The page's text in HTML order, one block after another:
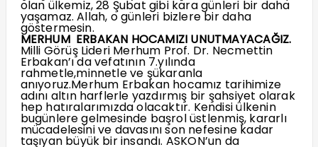
olan ülkemiz, 28 Şubat gibi kara günleri bir daha
yaşamaz. Allah, o günleri bizlere bir daha
göstermesin.
MERHUM ERBAKAN HOCAMIZI UNUTMAYACAĞIZ.
Milli Görüş Lideri Merhum Prof. Dr. Necmettin
Erbakan’ı da vefatının 7.yılında
rahmetle,minnetle ve şükaranla
anıyoruz.Merhum Erbakan hocamız tarihimize
adını altın harflerle yazdırmış bir şahsiyet olarak
hep hatıralarımızda olacaktır. Kendisi ülkenin
bugünlere gelmesinde başrol üstlenmiş, kararlı
mücadelesini ve davasını son nefesine kadar
taşıyan büyük bir insandı. ASKON’un da